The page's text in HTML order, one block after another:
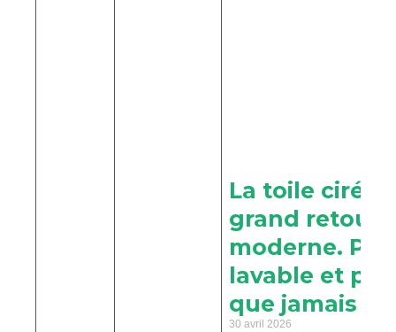
La toile cirée
grand retour
moderne.
lavable et
que jamais
30 avril 2026